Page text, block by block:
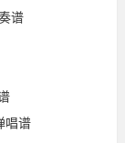
谱
唱谱